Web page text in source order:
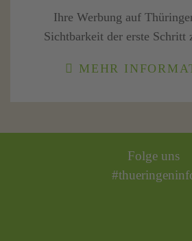
Ihre Werbung auf
Sichtbarkeit der erste Schritt
MEHR
Folge uns